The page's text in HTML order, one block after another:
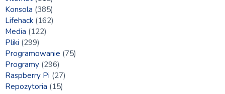
Konsola (385)
Lifehack (162)
Media (122)
Pliki (299)
Programowanie (75)
Programy (296)
Raspberry Pi (27)
Repozytoria (15)